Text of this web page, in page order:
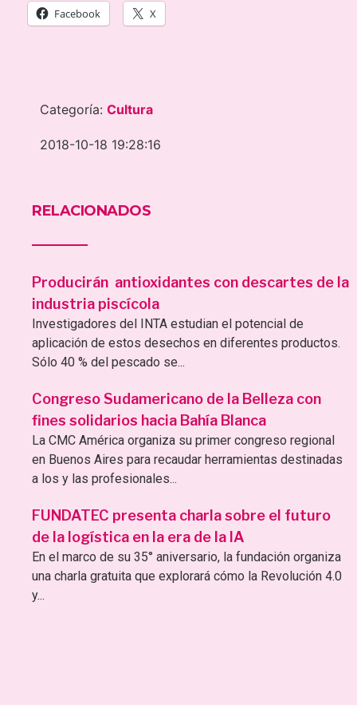
Facebook X
Categoría: Cultura
2018-10-18 19:28:16
RELACIONADOS
Producirán antioxidantes con descartes de la
industria piscícola
Investigadores del INTA estudian el potencial de
aplicación de estos desechos en diferentes productos.
Sólo 40 % del pescado se...
Congreso Sudamericano de la Belleza con
fines solidarios hacia Bahía Blanca
La CMC América organiza su primer congreso regional
en Buenos Aires para recaudar herramientas destinadas
a los y las profesionales...
FUNDATEC presenta charla sobre el futuro
de la logística en la era de la IA
En el marco de su 35° aniversario, la fundación organiza
una charla gratuita que explorará cómo la Revolución 4.0
y...